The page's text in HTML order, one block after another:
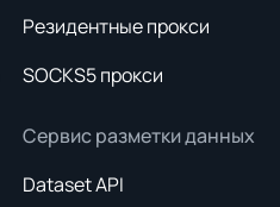
Резидентные прокси
SOCKS5 прокси
Сервис разметки данных
Dataset API